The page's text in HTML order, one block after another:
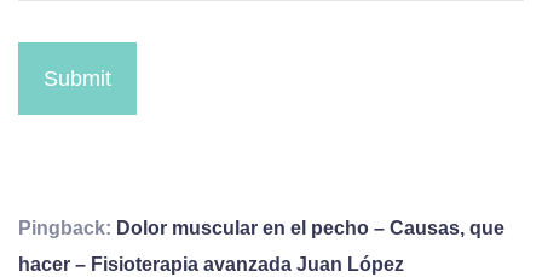
Submit
Pingback: Dolor muscular en el pecho – Causas, que
hacer – Fisioterapia avanzada Juan López